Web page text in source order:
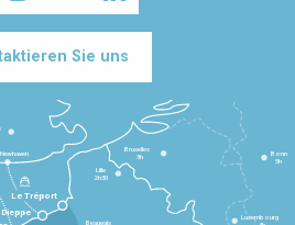
Sie uns
Dieppe
Le Tréport
Beauvais
Lille
2h30
Bruxelles
3h
Newhaven
Bonn
5h
Luxembourg